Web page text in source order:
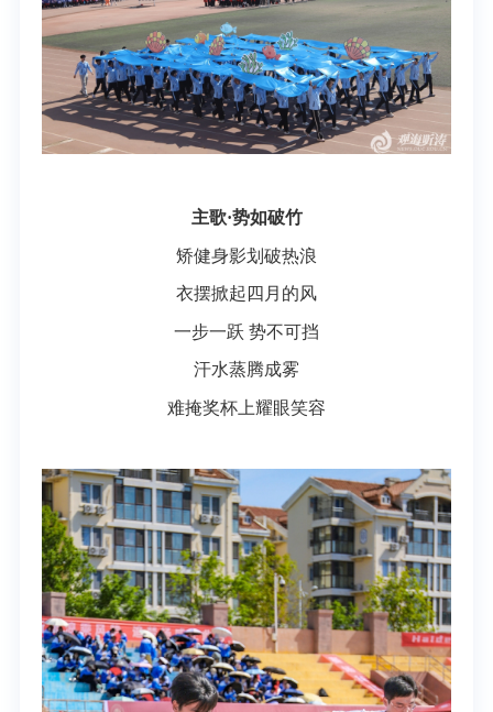
主歌·势如破竹
矫健身影划破热浪
衣摆掀起四月的风
一步一跃 势不可挡
汗水蒸腾成雾
难掩奖杯上耀眼笑容